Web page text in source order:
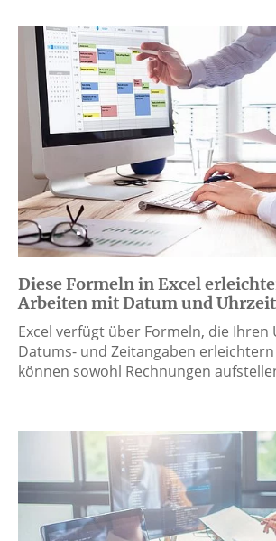
Diese Formeln in Excel
Arbeiten mit Datum und Uhrzeit
Excel verfügt über Formeln, die Ihren
Datums- und Zeitangaben erleichtern
können sowohl Rechnungen